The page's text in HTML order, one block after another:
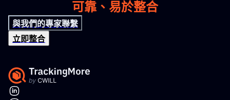
可靠、易於整合
與我們的專家聯繫
立即整合